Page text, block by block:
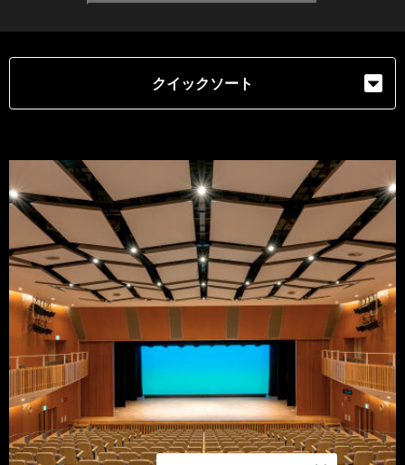
クイックソート